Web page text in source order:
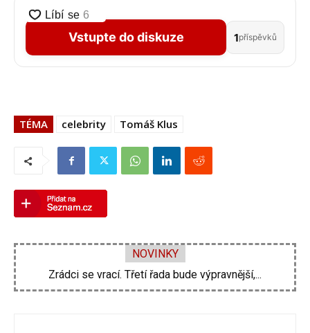
Vstupte do diskuze 1příspěvků
TÉMA celebrity Tomáš Klus
NOVINKY
Zrádci se vrací. Třetí řada bude výpravnější,...
Zdeněk Pohlreich opět vtrhne do hospod. Nové...